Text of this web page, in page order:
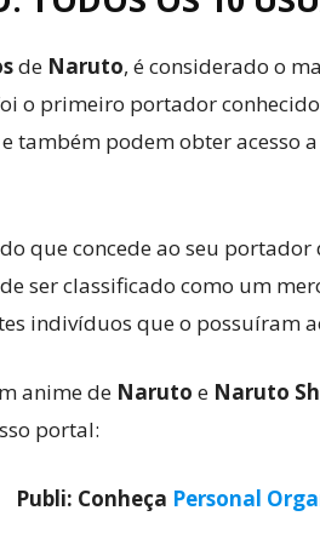
de Naruto, é considerado o
o primeiro portador
podem obter acesso
que concede ao seu
ser classificado como um
indivíduos que o possuíram
anime de Naruto e Naruto
portal:
Publi: Conheça Personal